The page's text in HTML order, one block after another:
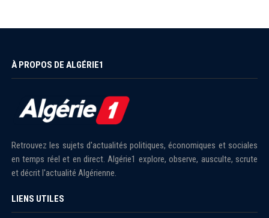
À PROPOS DE ALGÉRIE1
Retrouvez les sujets d'actualités politiques, économiques et sociales
en temps réel et en direct. Algérie1 explore, observe, ausculte, scrute
et décrit l'actualité Algérienne.
LIENS UTILES